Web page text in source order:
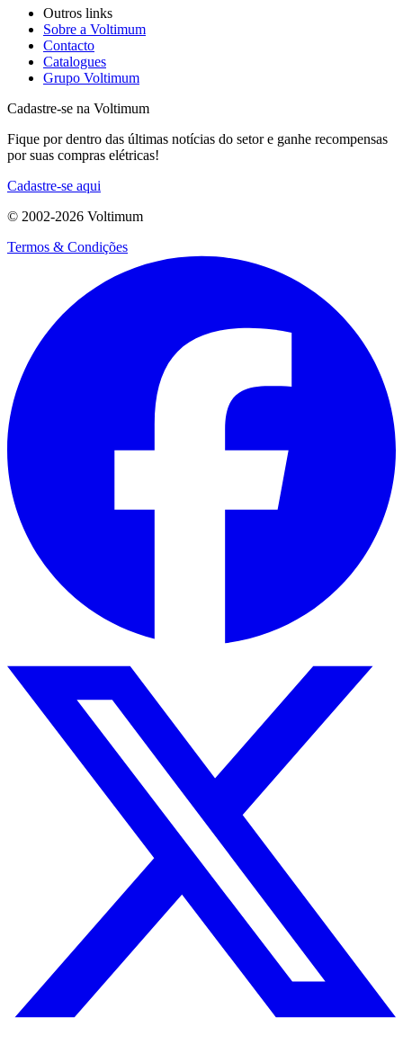
Outros links
Sobre a Voltimum
Contacto
Catalogues
Grupo Voltimum
Cadastre-se na Voltimum
Fique por dentro das últimas notícias do setor e ganhe recompensas
por suas compras elétricas!
Cadastre-se aqui
© 2002-2026 Voltimum
Termos & Condições